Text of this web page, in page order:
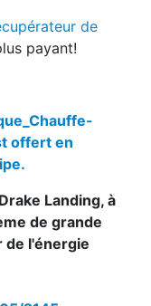
de
payant!
offert en
Landing, à
de grande
de l'énergie